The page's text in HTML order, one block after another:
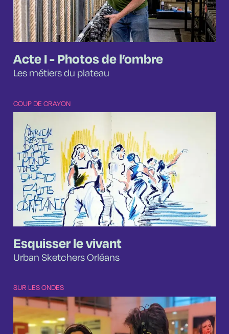
Acte I - Photos de l’ombre
Les métiers du plateau
COUP DE CRAYON
Esquisser le vivant
Urban Sketchers Orléans
SUR LES ONDES